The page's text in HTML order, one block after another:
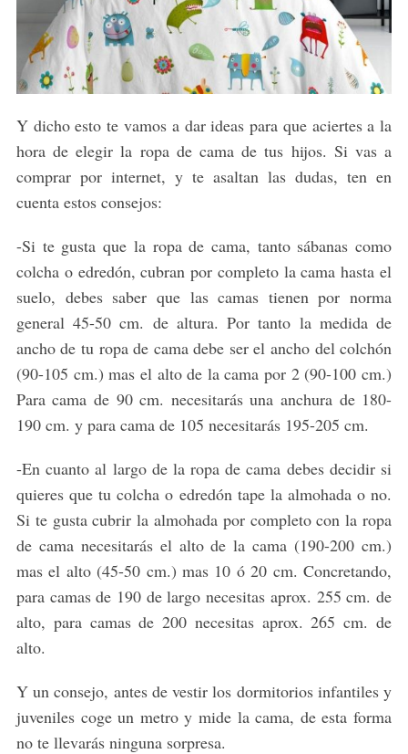
Y dicho esto te vamos a dar ideas para que aciertes a la
hora de elegir la ropa de cama de tus hijos. Si vas a
comprar por internet, y te asaltan las dudas, ten en
cuenta estos consejos:
-Si te gusta que la ropa de cama, tanto sábanas como
colcha o edredón, cubran por completo la cama hasta el
suelo, debes saber que las camas tienen por norma
general 45-50 cm. de altura. Por tanto la medida de
ancho de tu ropa de cama debe ser el ancho del colchón
(90-105 cm.) mas el alto de la cama por 2 (90-100 cm.)
Para cama de 90 cm. necesitarás una anchura de 180-
190 cm. y para cama de 105 necesitarás 195-205 cm.
-En cuanto al largo de la ropa de cama debes decidir si
quieres que tu colcha o edredón tape la almohada o no.
Si te gusta cubrir la almohada por completo con la ropa
de cama necesitarás el alto de la cama (190-200 cm.)
mas el alto (45-50 cm.) mas 10 ó 20 cm. Concretando,
para camas de 190 de largo necesitas aprox. 255 cm. de
alto, para camas de 200 necesitas aprox. 265 cm. de
alto.
Y un consejo, antes de vestir los dormitorios infantiles y
juveniles coge un metro y mide la cama, de esta forma
no te llevarás ninguna sorpresa.
S
a
r
f
o
r